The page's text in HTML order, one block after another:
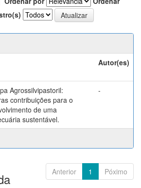
Autor(es)
Agrossilvipastoril:
contribuições para o
de uma
sustentável.
-
Anterior 1 Póximo